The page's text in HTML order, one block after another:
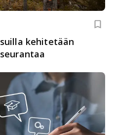
kehitetään